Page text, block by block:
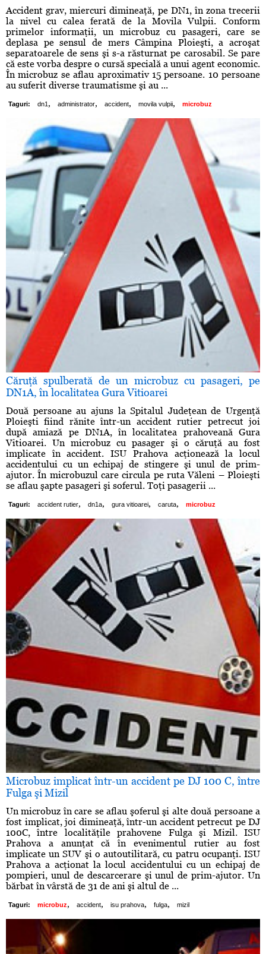
Accident grav, miercuri dimineaţă, pe DN1, în zona trecerii
la nivel cu calea ferată de la Movila Vulpii. Conform
primelor informaţii, un microbuz cu pasageri, care se
deplasa pe sensul de mers Câmpina Ploieşti, a acroşat
separatoarele de sens şi s-a răsturnat pe carosabil. Se pare
că este vorba despre o cursă specială a unui agent economic.
În microbuz se aflau aproximativ 15 persoane. 10 persoane
au suferit diverse traumatisme şi au ...
Taguri: dn1 , administrator, accident, movila vulpii, microbuz
Căruţă spulberată de un microbuz cu pasageri, pe
DN1A, în localitatea Gura Vitioarei
Două persoane au ajuns la Spitalul Judeţean de Urgenţă
Ploieşti fiind rănite într-un accident rutier petrecut joi
după amiază pe DN1A, în localitatea prahoveană Gura
Vitioarei. Un microbuz cu pasager şi o căruţă au fost
implicate în accident. ISU Prahova acţionează la locul
accidentului cu un echipaj de stingere şi unul de prim-
ajutor. În microbuzul care circula pe ruta Văleni – Ploieşti
se aflau şapte pasageri şi soferul. Toţi pasagerii ...
Taguri: accident rutier, dn1a, gura vitioarei, caruta, microbuz
Microbuz implicat într-un accident pe DJ 100 C, între
Fulga şi Mizil
Un microbuz în care se aflau şoferul şi alte două persoane a
fost implicat, joi dimineaţă, într-un accident petrecut pe DJ
100C, între localităţile prahovene Fulga şi Mizil. ISU
Prahova a anunţat că în evenimentul rutier au fost
implicate un SUV şi o autoutilitară, cu patru ocupanţi. ISU
Prahova a acţionat la locul accidentului cu un echipaj de
pompieri, unul de descarcerare şi unul de prim-ajutor. Un
bărbat în vârstă de 31 de ani şi altul de ...
Taguri: microbuz, accident, isu prahova, fulga, mizil